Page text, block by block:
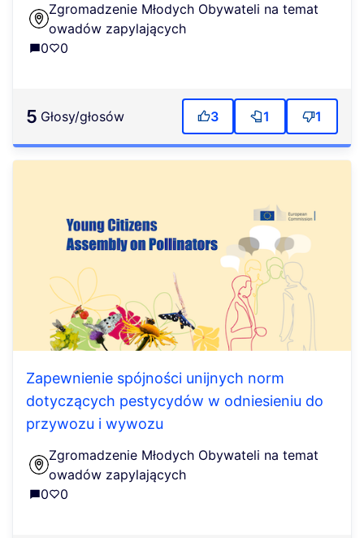
Zgromadzenie Młodych Obywateli na temat
owadów zapylających
0
0
5 głosy/głosów 3 1 1
Zapewnienie spójności unijnych norm
dotyczących pestycydów w odniesieniu do
przywozu i wywozu
Zgromadzenie Młodych Obywateli na temat
owadów zapylających
0
0